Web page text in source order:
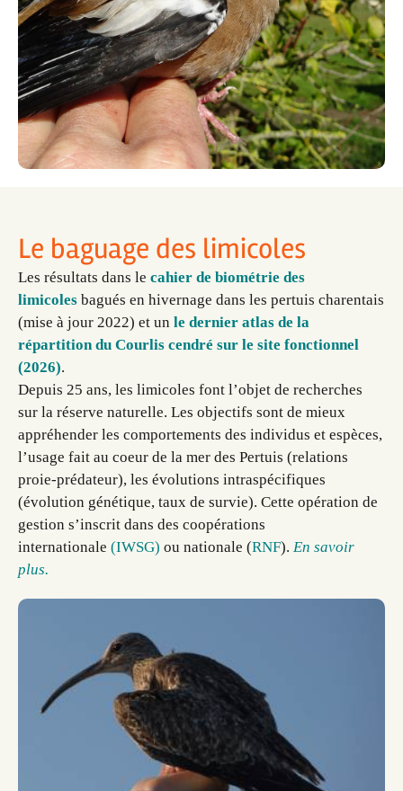
Le baguage des limicoles
Les résultats dans le cahier de biométrie des
limicoles bagués en hivernage dans les pertuis charentais
(mise à jour 2022) et un le dernier atlas de la
répartition du Courlis cendré sur le site fonctionnel
(2026).
Depuis 25 ans, les limicoles font l’objet de recherches
sur la réserve naturelle. Les objectifs sont de mieux
appréhender les comportements des individus et espèces,
l’usage fait au coeur de la mer des Pertuis (relations
proie-prédateur), les évolutions intraspécifiques
(évolution génétique, taux de survie). Cette opération de
gestion s’inscrit dans des coopérations
internationale (IWSG) ou nationale (RNF). En savoir
plus.